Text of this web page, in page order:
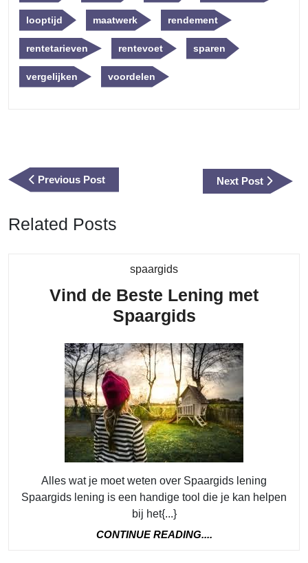
looptijd maatwerk rendement
rentetarieven rentevoet sparen
vergelijken voordelen
Previous PostPrevious
Post
Next Post
Next
Post
Related Posts
spaargidsCategory
Vind de Beste Lening met
SpaargidsVind
Beste
Lening
met
Spaargids
Alles wat je moet weten over Spaargids lening
Spaargids lening is een handige tool die je kan helpen
bij het{...}
CONTINUE READING....